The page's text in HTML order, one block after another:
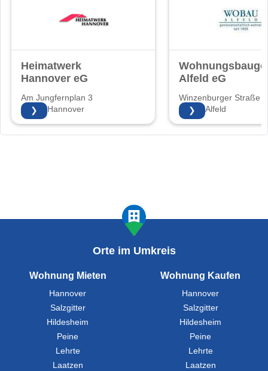
Heimatwerk
Hannover eG
Am Jungfernplan 3
30171 Hannover
❯
Alfeld eG
Winzenburger Straße
31061 Alfeld
❯
Orte im Umkreis
Wohnung Mieten
Hannover
Salzgitter
Hildesheim
Peine
Lehrte
Laatzen
Wohnung Kaufen
Hannover
Salzgitter
Hildesheim
Peine
Lehrte
Laatzen